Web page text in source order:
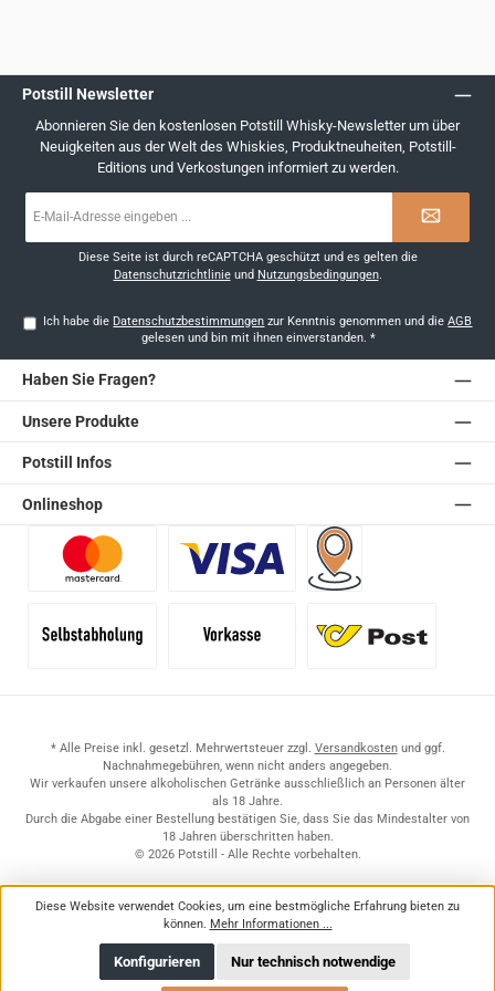
Potstill Newsletter
Abonnieren Sie den kostenlosen Potstill Whisky-Newsletter um über
Neuigkeiten aus der Welt des Whiskies, Produktneuheiten, Potstill-
Editions und Verkostungen informiert zu werden.
Mail-
Diese Seite ist durch reCAPTCHA geschützt und es gelten die
Datenschutzrichtlinieund Nutzungsbedingungen.
Ich habe die Datenschutzbestimmungen zur Kenntnis genommen und dieAGB
gelesen und bin mit ihnen einverstanden. *
Haben Sie Fragen?
Unsere Produkte
Potstill Infos
Onlineshop
* Alle Preise inkl. gesetzl. Mehrwertsteuer zzgl. Versandkostenund ggf.
Nachnahmegebühren, wenn nicht anders angegeben.
Wir verkaufen unsere alkoholischen Getränke ausschließlich an Personen älter
als 18 Jahre.
Durch die Abgabe einer Bestellung bestätigen Sie, dass Sie das Mindestalter von
18 Jahren überschritten haben.
© 2026 Potstill - Alle Rechte vorbehalten.
Diese Website verwendet Cookies, um eine bestmögliche Erfahrung bieten zu
können. Mehr Informationen ...
Nur technisch notwendige
Konfigurieren